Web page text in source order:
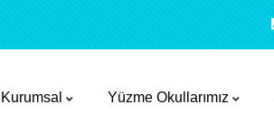
Kurumsal Yüzme Okullarımız